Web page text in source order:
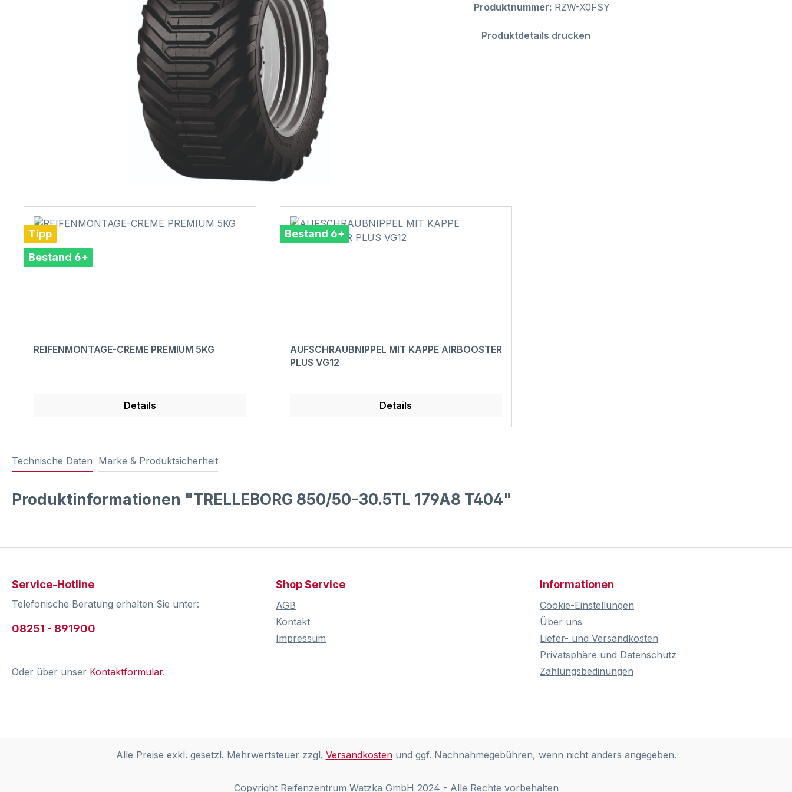
Produktnummer: RZW-X0FSY
Produktdetails drucken
Tipp
Bestand 6+
REIFENMONTAGE-CREME PREMIUM 5KG
Details
Bestand 6+
AUFSCHRAUBNIPPEL MIT KAPPE AIRBOOSTER
PLUS VG12
Details
Technische Daten Marke & Produktsicherheit
Produktinformationen "TRELLEBORG 850/50-30.5TL 179A8 T404"
Service-Hotline
Telefonische Beratung erhalten Sie unter:
08251 - 891900
Oder über unser Kontaktformular.
Shop Service
AGB
Kontakt
Impressum
Informationen
Cookie-Einstellungen
Über uns
Liefer- und Versandkosten
Privatsphäre und Datenschutz
Zahlungsbedinungen
Alle Preise exkl. gesetzl. Mehrwertsteuer zzgl. Versandkostenund ggf. Nachnahmegebühren, wenn nicht anders angegeben.
Copyright Reifenzentrum Watzka GmbH 2024 - Alle Rechte vorbehalten